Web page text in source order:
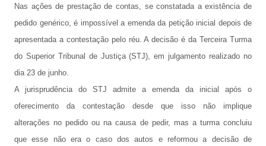
Nas ações de prestação de contas, se constatada a existência de
pedido genérico, é impossível a emenda da petição inicial depois de
apresentada a contestação pelo réu. A decisão é da Terceira Turma
do Superior Tribunal de Justiça (STJ), em julgamento realizado no
dia 23 de junho.
A jurisprudência do STJ admite a emenda da inicial após o
oferecimento da contestação desde que isso não implique
alterações no pedido ou na causa de pedir, mas a turma concluiu
que esse não era o caso dos autos e reformou a decisão de